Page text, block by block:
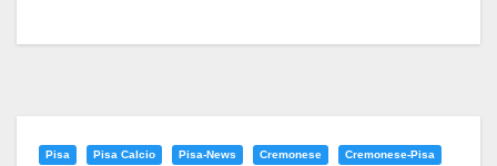
Pisa Pisa Calcio Pisa-News Cremonese Cremonese-Pisa